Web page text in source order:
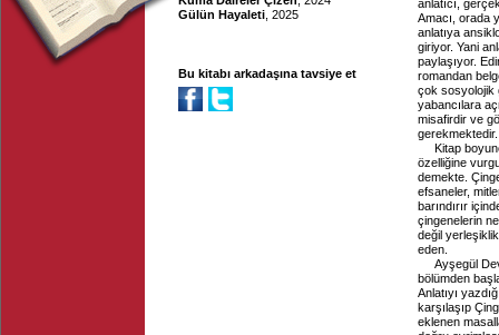
Gülün Hayaleti , 2025
Bu kitabı arkadaşına tavsiye et
anlatıcı,
Amacı, orada
anlatıya
giriyor. Yani
paylaşıyor.
romandan
çok sosyolojik
yabancılara
misafirdir ve
gerekmektedir.
Kitap
özelliğine
demekte.
efsaneler,
barındırır
çingenelerin
değil
eden.
Ayşegül
bölümden
Anlatıyı
karşılaşıp
eklenen